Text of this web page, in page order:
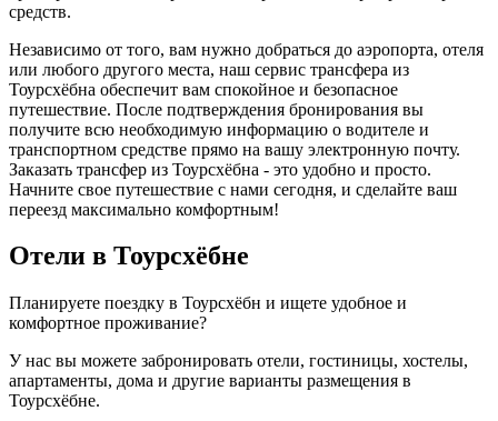
средств.
Независимо от того, вам нужно добраться до аэропорта, отеля
или любого другого места, наш сервис трансфера из
Тоурсхёбна обеспечит вам спокойное и безопасное
путешествие. После подтверждения бронирования вы
получите всю необходимую информацию о водителе и
транспортном средстве прямо на вашу электронную почту.
Заказать трансфер из Тоурсхёбна - это удобно и просто.
Начните свое путешествие с нами сегодня, и сделайте ваш
переезд максимально комфортным!
Отели в Тоурсхёбне
Планируете поездку в Тоурсхёбн и ищете удобное и
комфортное проживание?
У нас вы можете забронировать отели, гостиницы, хостелы,
апартаменты, дома и другие варианты размещения в
Тоурсхёбне.